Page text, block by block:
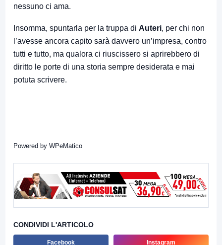
nessuno ci ama.
Insomma, spuntarla per la truppa di Auteri, per chi non
l’avesse ancora capito sarà davvero un’impresa, contro
tutti e tutto, ma qualora ci riuscissero si aprirebbero di
diritto le porte di una storia sempre desiderata e mai
potuta scrivere.
Powered by WPeMatico
CONDIVIDI L'ARTICOLO
Facebook Instagram